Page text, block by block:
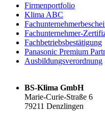
Firmenportfolio
Klima ABC
Fachunternehmer-
Fachbetriebsbestätigung
Panasonic Premium
Ausbildungsverordnung
BS-Klima GmbH
Marie-Curie-Straße 6
79211 Denzlingen